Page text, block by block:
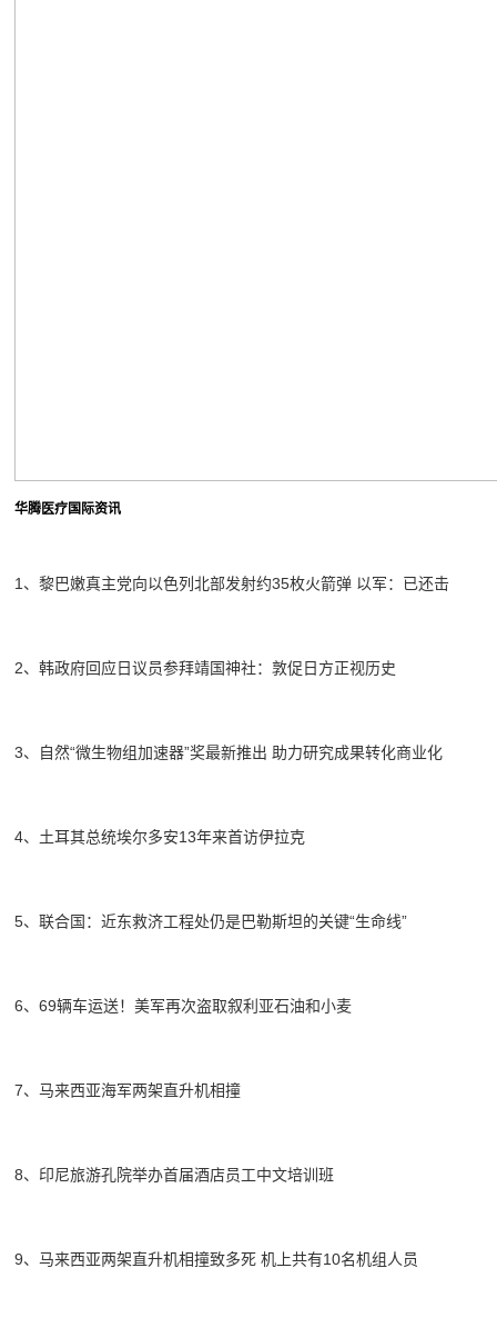
华腾医疗国际资讯
1、黎巴嫩真主党向以色列北部发射约35枚火箭弹 以军：已还击
2、韩政府回应日议员参拜靖国神社：敦促日方正视历史
3、自然“微生物组加速器”奖最新推出 助力研究成果转化商业化
4、土耳其总统埃尔多安13年来首访伊拉克
5、联合国：近东救济工程处仍是巴勒斯坦的关键“生命线”
6、69辆车运送！美军再次盗取叙利亚石油和小麦
7、马来西亚海军两架直升机相撞
8、印尼旅游孔院举办首届酒店员工中文培训班
9、马来西亚两架直升机相撞致多死 机上共有10名机组人员